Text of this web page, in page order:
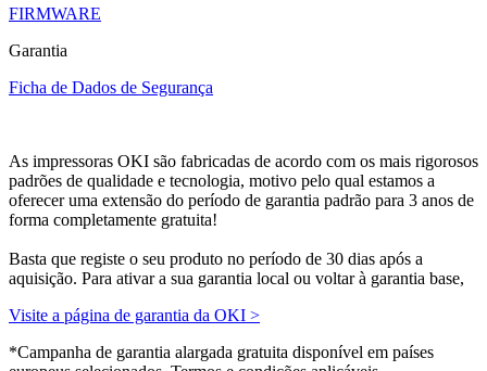
FIRMWARE
Garantia
Ficha de Dados de Segurança
As impressoras OKI são fabricadas de acordo com os mais rigorosos
padrões de qualidade e tecnologia, motivo pelo qual estamos a
oferecer uma extensão do período de garantia padrão para 3 anos de
forma completamente gratuita!
Basta que registe o seu produto no período de 30 dias após a
aquisição. Para ativar a sua garantia local ou voltar à garantia base,
Visite a página de garantia da OKI >
*Campanha de garantia alargada gratuita disponível em países